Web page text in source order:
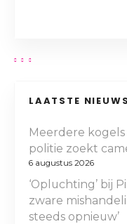
LAATSTE NIEUWS
Meerdere
politie zoekt
6 augustus 2026
‘Opluchting’ bij
zware
steeds opnieuw’